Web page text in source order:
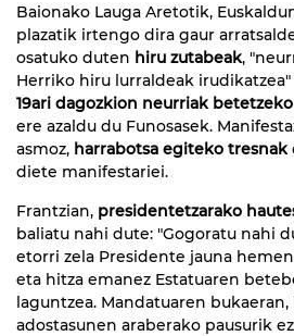
Baionako Lauga Aretotik,
plazatik irtengo dira gaur
osatuko duten hiru zutabeak,
Herriko hiru lurraldeak
19ari dagozkion neurriak betetzeko
ere azaldu du Funosasek.
asmoz, harrabotsa egiteko tresnak
diete manifestariei.
Frantzian, presidentetzarako
baliatu nahi dute: "Gogoratu nahi
etorri zela Presidente jauna
eta hitza emanez Estatuaren
laguntzea. Mandatuaren
adostasunen araberako pausurik